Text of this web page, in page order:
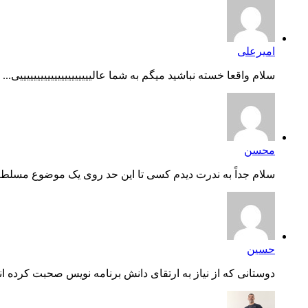
امیرعلی
سلام واقعا خسته نباشید میگم به شما عالیییییییییییییییییییییی...
محسن
سلام جداً به ندرت دیدم کسی تا این حد روی یک موضوع
حسین
دوستانی که از نیاز به ارتقای دانش برنامه نویس صحبت کرده